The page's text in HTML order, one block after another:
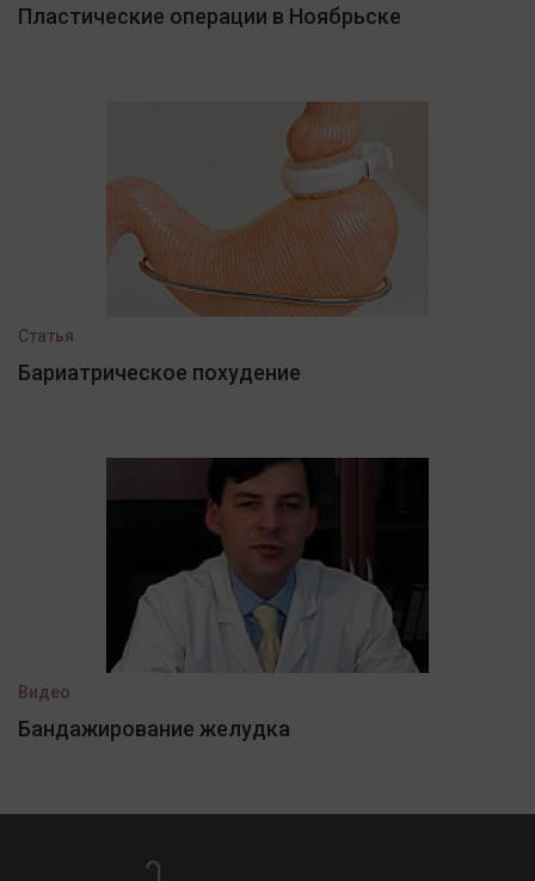
Пластические операции в Ноябрьске
Статья
Бариатрическое похудение
Видео
Бандажирование желудка